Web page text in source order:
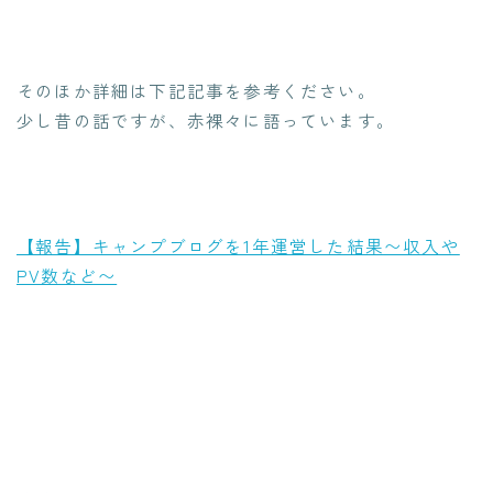
そのほか詳細は下記記事を参考ください。
少し昔の話ですが、赤裸々に語っています。
【報告】キャンプブログを1年運営した結果〜収入や
PV数など〜